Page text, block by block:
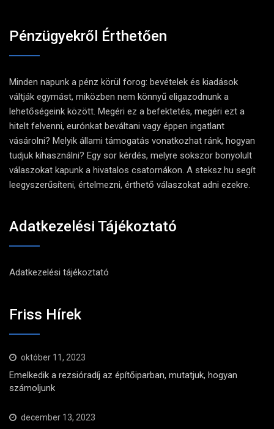
Pénzügyekről Érthetően
Minden napunk a pénz körül forog: bevételek és kiadások
váltják egymást, miközben nem könnyű eligazodnunk a
lehetőségeink között. Megéri ez a befektetés, megéri ezt a
hitelt felvenni, eurónkat beváltani vagy éppen ingatlant
vásárolni? Melyik állami támogatás vonatkozhat ránk, hogyan
tudjuk kihasználni? Egy sor kérdés, melyre sokszor bonyolult
válaszokat kapunk a hivatalos csatornákon. A steksz.hu segít
leegyszerűsíteni, értelmezni, érthető válaszokat adni ezekre.
Adatkezelési Tájékoztató
Adatkezelési tájékoztató
Friss Hírek
október 11, 2023
Emelkedik a rezsióradíj az építőiparban, mutatjuk, hogyan
számoljunk
december 13, 2023